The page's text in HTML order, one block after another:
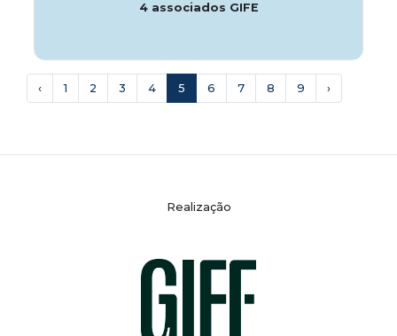
4 associados GIFE
‹ 1 2 3 4 5 6 7 8 9 ›
Realização